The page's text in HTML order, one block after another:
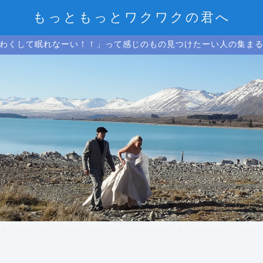
もっともっとワクワクの君へ
くして眠れなーい！！」って感じのもの見つけたーい人の集ま